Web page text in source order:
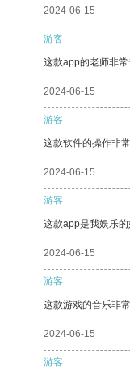
2024-06-15
游客
这款app的老师非常
2024-06-15
游客
这款软件的操作非
2024-06-15
游客
这款app是我娱乐的
2024-06-15
游客
这款游戏的音乐非
2024-06-15
游客